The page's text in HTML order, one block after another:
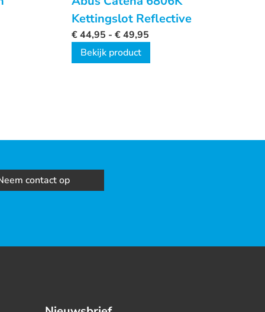
Kettingslot Reflective
€44,95 - €49,95
Bekijk product
contact op